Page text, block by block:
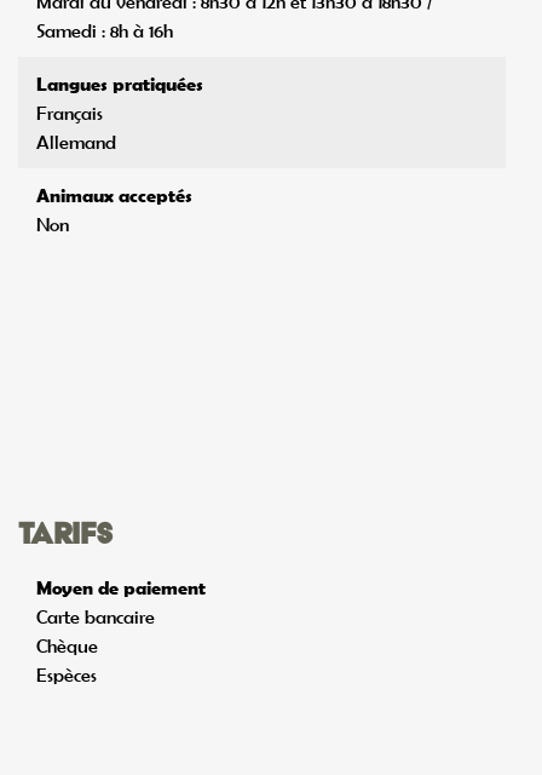
Samedi : 8h à 16h
Langues pratiquées
Français
Allemand
Animaux acceptés
Non
Tarifs
Moyen de paiement
Carte bancaire
Chèque
Espèces